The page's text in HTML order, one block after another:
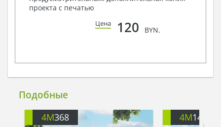
проекта с печатью
Цена 120 BYN.
Подобные
4M368 4M144